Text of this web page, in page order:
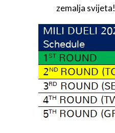
zemalja svijeta!